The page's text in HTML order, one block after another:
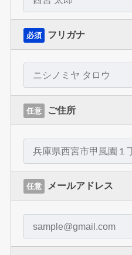
必須 フリガナ
任意 ご住所
任意 メールアドレス